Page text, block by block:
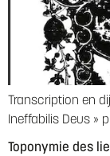
Transcription en
Ineffabilis Deus »
Toponymie des